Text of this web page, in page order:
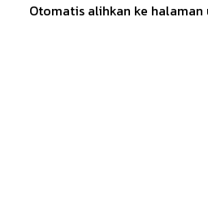
Otomatis alihkan ke